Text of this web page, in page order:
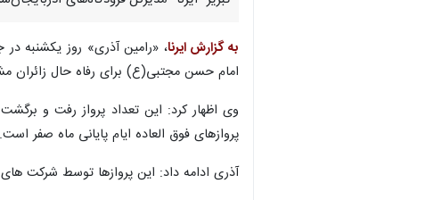
به گزارش ایرنا
امام حسن مجتبی(ع) برای رفاه حال زائران مشهد مقدس در
پروازهای فوق العاده ایام پایانی ماه صفر است.
آذری ادامه داد: این پروازها توسط شرکت های